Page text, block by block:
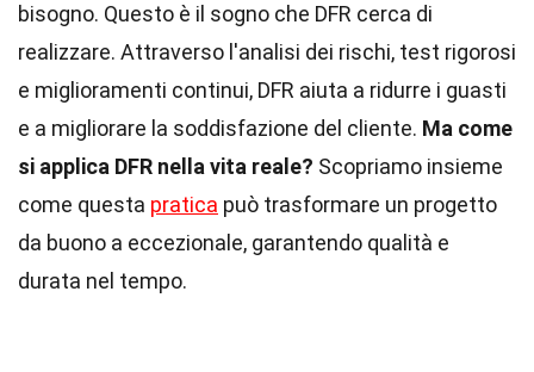
bisogno. Questo è il sogno che DFR cerca di
realizzare. Attraverso l'analisi dei rischi, test rigorosi
e miglioramenti continui, DFR aiuta a ridurre i guasti
e a migliorare la soddisfazione del cliente. Ma come
si applica DFR nella vita reale? Scopriamo insieme
come questa pratica può trasformare un progetto
da buono a eccezionale, garantendo qualità e
durata nel tempo.